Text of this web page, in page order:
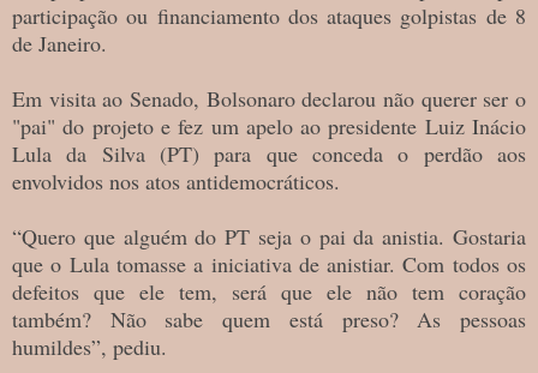
participação ou financiamento dos ataques golpistas de 8
de Janeiro.
Em visita ao Senado, Bolsonaro declarou não querer ser o
"pai" do projeto e fez um apelo ao presidente Luiz Inácio
Lula da Silva (PT) para que conceda o perdão aos
envolvidos nos atos antidemocráticos.
“Quero que alguém do PT seja o pai da anistia. Gostaria
que o Lula tomasse a iniciativa de anistiar. Com todos os
defeitos que ele tem, será que ele não tem coração
também? Não sabe quem está preso? As pessoas
humildes”, pediu.